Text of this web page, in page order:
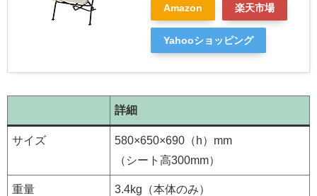
Amazon 楽天市場
Yahooショッピング
詳細
サイズ
580×650×690（h）mm
（シート高300mm）
重量 3.4kg（本体のみ）